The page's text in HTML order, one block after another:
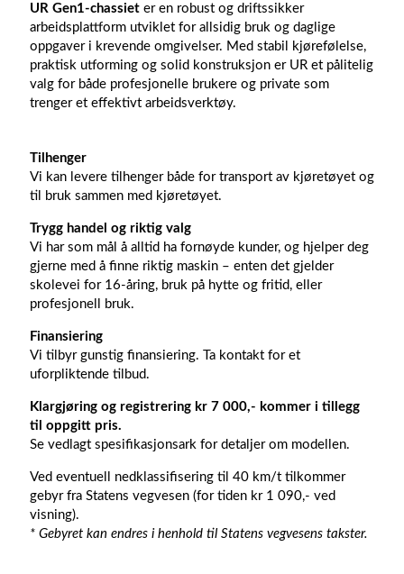
UR Gen1-chassieter en robust og driftssikker
arbeidsplattform utviklet for allsidig bruk og daglige
oppgaver i krevende omgivelser. Med stabil kjørefølelse,
praktisk utforming og solid konstruksjon er UR et pålitelig
valg for både profesjonelle brukere og private som
trenger et effektivt arbeidsverktøy.
Tilhenger
Vi kan levere tilhenger både for transport av kjøretøyet og
til bruk sammen med kjøretøyet.
Trygg handel og riktig valg
Vi har som mål å alltid ha fornøyde kunder, og hjelper deg
gjerne med å finne riktig maskin – enten det gjelder
skolevei for 16-åring, bruk på hytte og fritid, eller
profesjonell bruk.
Finansiering
Vi tilbyr gunstig finansiering. Ta kontakt for et
uforpliktende tilbud.
Klargjøring og registrering kr 7 000,- kommer i tillegg
til oppgitt pris.
Se vedlagt spesifikasjonsark for detaljer om modellen.
Ved eventuell nedklassifisering til 40 km/t tilkommer
gebyr fra Statens vegvesen (for tiden kr 1 090,- ved
visning).
* Gebyret kan endres i henhold til Statens vegvesens takster.